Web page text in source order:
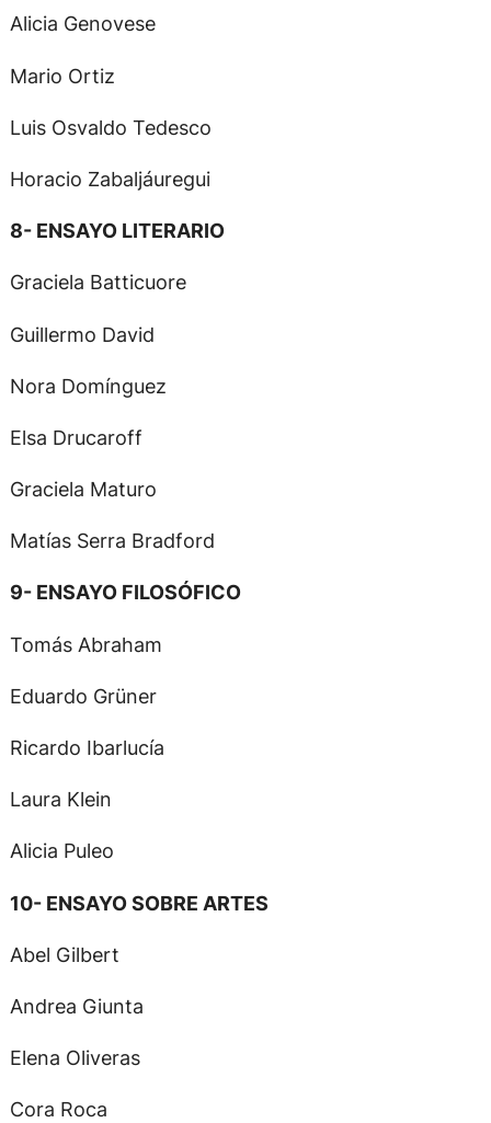
Alicia Genovese
Mario Ortiz
Luis Osvaldo Tedesco
Horacio Zabaljáuregui
8- ENSAYO LITERARIO
Graciela Batticuore
Guillermo David
Nora Domínguez
Elsa Drucaroff
Graciela Maturo
Matías Serra Bradford
9- ENSAYO FILOSÓFICO
Tomás Abraham
Eduardo Grüner
Ricardo Ibarlucía
Laura Klein
Alicia Puleo
10- ENSAYO SOBRE ARTES
Abel Gilbert
Andrea Giunta
Elena Oliveras
Cora Roca